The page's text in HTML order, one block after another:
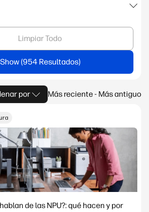
Limpiar Todo
Show
por Más reciente - Más antiguo
de las NPU?: qué hacen y por